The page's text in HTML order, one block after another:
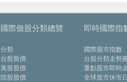
國際個股分類總覽
分類
台股股價
美股股價
陸股股價
即時國際指
國際股市指數
台股分類走勢
重點股市即時
全球股市休市